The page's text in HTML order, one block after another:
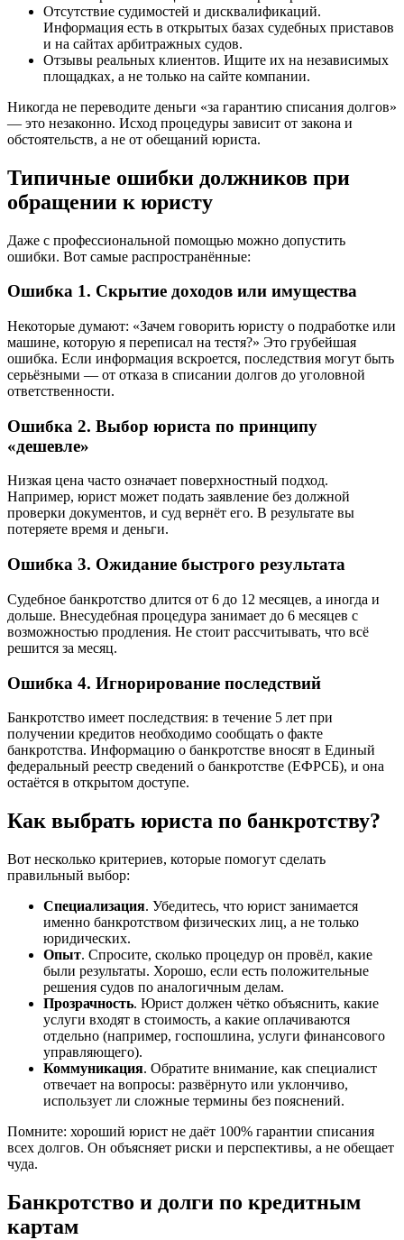
Отсутствие судимостей и дисквалификаций.
Информация есть в открытых базах судебных приставов
и на сайтах арбитражных судов.
Отзывы реальных клиентов. Ищите их на независимых
площадках, а не только на сайте компании.
Никогда не переводите деньги «за гарантию списания долгов»
— это незаконно. Исход процедуры зависит от закона и
обстоятельств, а не от обещаний юриста.
Типичные ошибки должников при
обращении к юристу
Даже с профессиональной помощью можно допустить
ошибки. Вот самые распространённые:
Ошибка 1. Скрытие доходов или имущества
Некоторые думают: «Зачем говорить юристу о подработке или
машине, которую я переписал на тестя?» Это грубейшая
ошибка. Если информация вскроется, последствия могут быть
серьёзными — от отказа в списании долгов до уголовной
ответственности.
Ошибка 2. Выбор юриста по принципу
«дешевле»
Низкая цена часто означает поверхностный подход.
Например, юрист может подать заявление без должной
проверки документов, и суд вернёт его. В результате вы
потеряете время и деньги.
Ошибка 3. Ожидание быстрого результата
Судебное банкротство длится от 6 до 12 месяцев, а иногда и
дольше. Внесудебная процедура занимает до 6 месяцев с
возможностью продления. Не стоит рассчитывать, что всё
решится за месяц.
Ошибка 4. Игнорирование последствий
Банкротство имеет последствия: в течение 5 лет при
получении кредитов необходимо сообщать о факте
банкротства. Информацию о банкротстве вносят в Единый
федеральный реестр сведений о банкротстве (ЕФРСБ), и она
остаётся в открытом доступе.
Как выбрать юриста по банкротству?
Вот несколько критериев, которые помогут сделать
правильный выбор:
Специализация. Убедитесь, что юрист занимается
именно банкротством физических лиц, а не только
юридических.
Опыт. Спросите, сколько процедур он провёл, какие
были результаты. Хорошо, если есть положительные
решения судов по аналогичным делам.
Прозрачность. Юрист должен чётко объяснить, какие
услуги входят в стоимость, а какие оплачиваются
отдельно (например, госпошлина, услуги финансового
управляющего).
Коммуникация. Обратите внимание, как специалист
отвечает на вопросы: развёрнуто или уклончиво,
использует ли сложные термины без пояснений.
Помните: хороший юрист не даёт 100% гарантии списания
всех долгов. Он объясняет риски и перспективы, а не обещает
чуда.
Банкротство и долги по кредитным
картам